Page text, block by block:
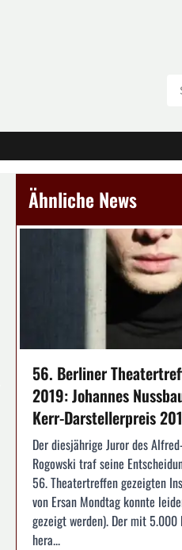
Ähnliche News
56. Berliner
2019: Johannes
Kerr-Darstellerpreis
Der diesjährige Juror des
Rogowski traf seine
56. Theatertreffen gezeigten
von Ersan Mondtag konnte
gezeigt werden). Der mit
hera...